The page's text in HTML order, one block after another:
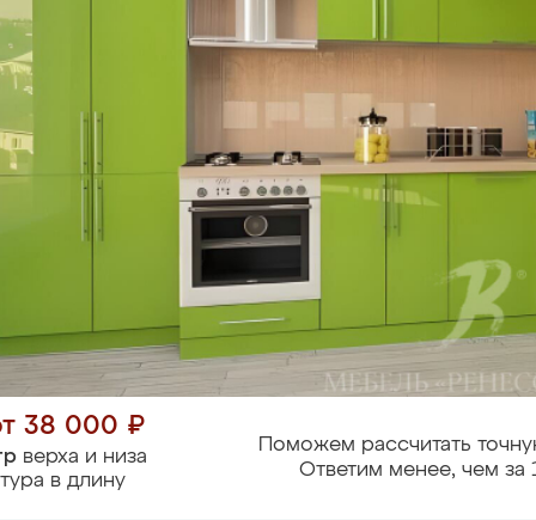
38 000 ₽
верха и низа
в длину
Поможем рассчитать
Ответим менее, чем за